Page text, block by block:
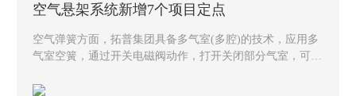
空气悬架系统新增7个项目定点
空气弹簧方面，拓普集团具备多气室(多腔)的技术，应用多
气室空簧，通过开关电磁阀动作，打开关闭部分气室，可提
可提供更好的整车操控稳定性，使得车辆转弯、并线侧倾角